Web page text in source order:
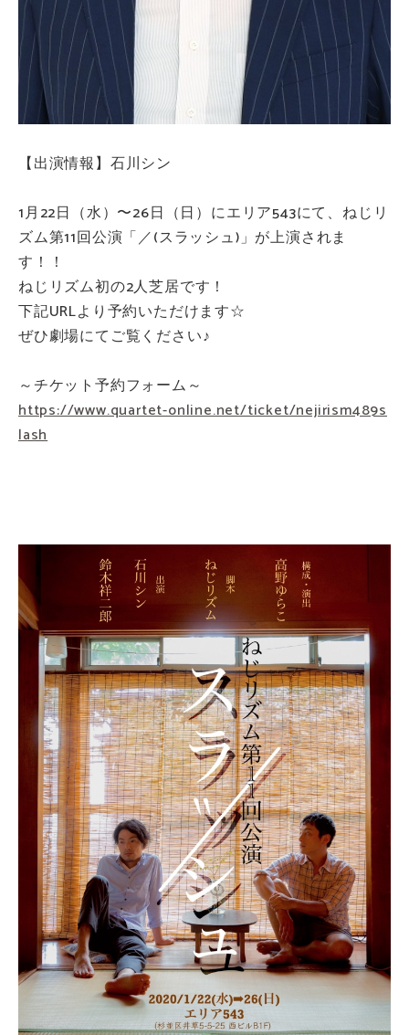
【出演情報】石川シン
1月22日（水）〜26日（日）にエリア543にて、ねじリ
ズム第11回公演「／(スラッシュ)」が上演されま
す！！
ねじリズム初の2人芝居です！
下記URLより予約いただけます☆
ぜひ劇場にてご覧ください♪
～チケット予約フォーム～
https://www.quartet-online.net/ticket/nejirism489s
lash